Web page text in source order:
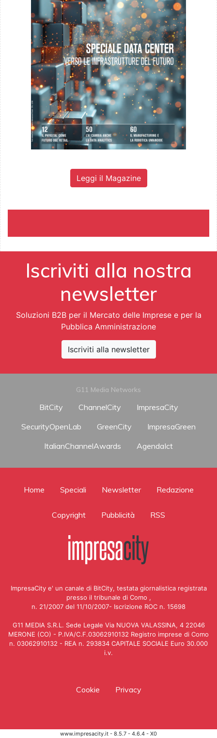
Leggi il Magazine
Iscriviti alla nostra
newsletter
Soluzioni B2B per il Mercato delle Imprese e per la
Pubblica Amministrazione
Iscriviti alla newsletter
G11 Media Networks
BitCity ChannelCity
ImpresaCity
SecurityOpenLab
GreenCity
ImpresaGreen
ItalianChannelAwards
AgendaIct
Home Speciali Newsletter Redazione
Copyright Pubblicità RSS
ImpresaCity e' un canale di BitCity, testata giornalistica registrata
presso il tribunale di Como ,
n. 21/2007 del 11/10/2007- Iscrizione ROC n. 15698
G11 MEDIA S.R.L. Sede Legale Via NUOVA VALASSINA, 4 22046
MERONE (CO) - P.IVA/C.F.03062910132 Registro imprese di Como
n. 03062910132 - REA n. 293834 CAPITALE SOCIALE Euro 30.000
i.v.
Cookie Privacy
www.impresacity.it - 8.5.7 - 4.6.4 - X0